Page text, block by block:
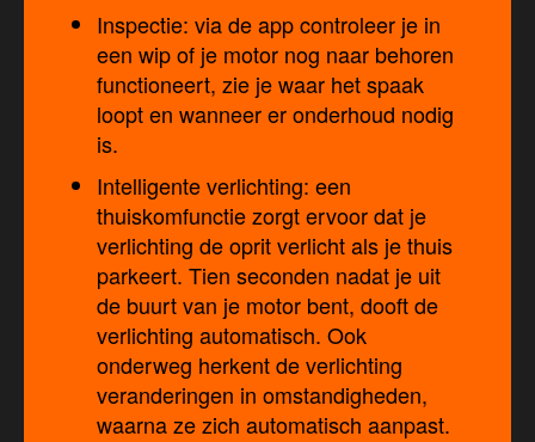
Inspectie: via de app controleer je in
een wip of je motor nog naar behoren
functioneert, zie je waar het spaak
loopt en wanneer er onderhoud nodig
is.
Intelligente verlichting: een
thuiskomfunctie zorgt ervoor dat je
verlichting de oprit verlicht als je thuis
parkeert. Tien seconden nadat je uit
de buurt van je motor bent, dooft de
verlichting automatisch. Ook
onderweg herkent de verlichting
veranderingen in omstandigheden,
waarna ze zich automatisch aanpast.